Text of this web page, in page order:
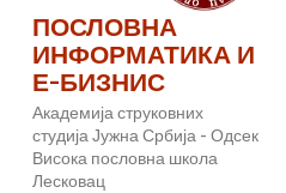
ПОСЛОВНА
ИНФОРМАТИКА И
Е-БИЗНИС
Академија струковних
студија Јужна Србија - Одсек
Висока пословна школа
Лесковац